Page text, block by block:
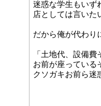
迷惑な学生もいず
店としては言いた
だから俺が代わり
「土地代、設備費
お前が座っている
クソガキお前ら迷